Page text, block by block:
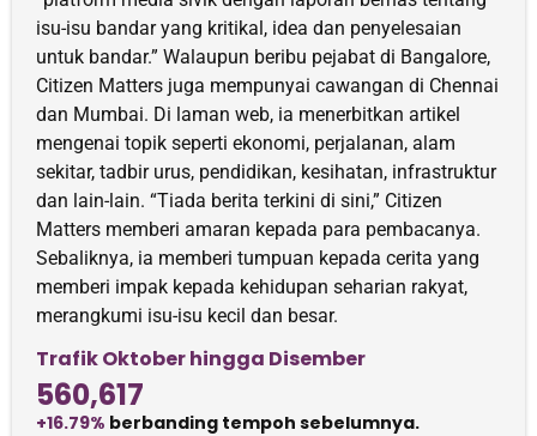
isu-isu bandar yang kritikal, idea dan penyelesaian
untuk bandar.” Walaupun beribu pejabat di Bangalore,
Citizen Matters juga mempunyai cawangan di Chennai
dan Mumbai. Di laman web, ia menerbitkan artikel
mengenai topik seperti ekonomi, perjalanan, alam
sekitar, tadbir urus, pendidikan, kesihatan, infrastruktur
dan lain-lain. “Tiada berita terkini di sini,” Citizen
Matters memberi amaran kepada para pembacanya.
Sebaliknya, ia memberi tumpuan kepada cerita yang
memberi impak kepada kehidupan seharian rakyat,
merangkumi isu-isu kecil dan besar.
Trafik Oktober hingga Disember
560,617
+16.79% berbanding tempoh sebelumnya.